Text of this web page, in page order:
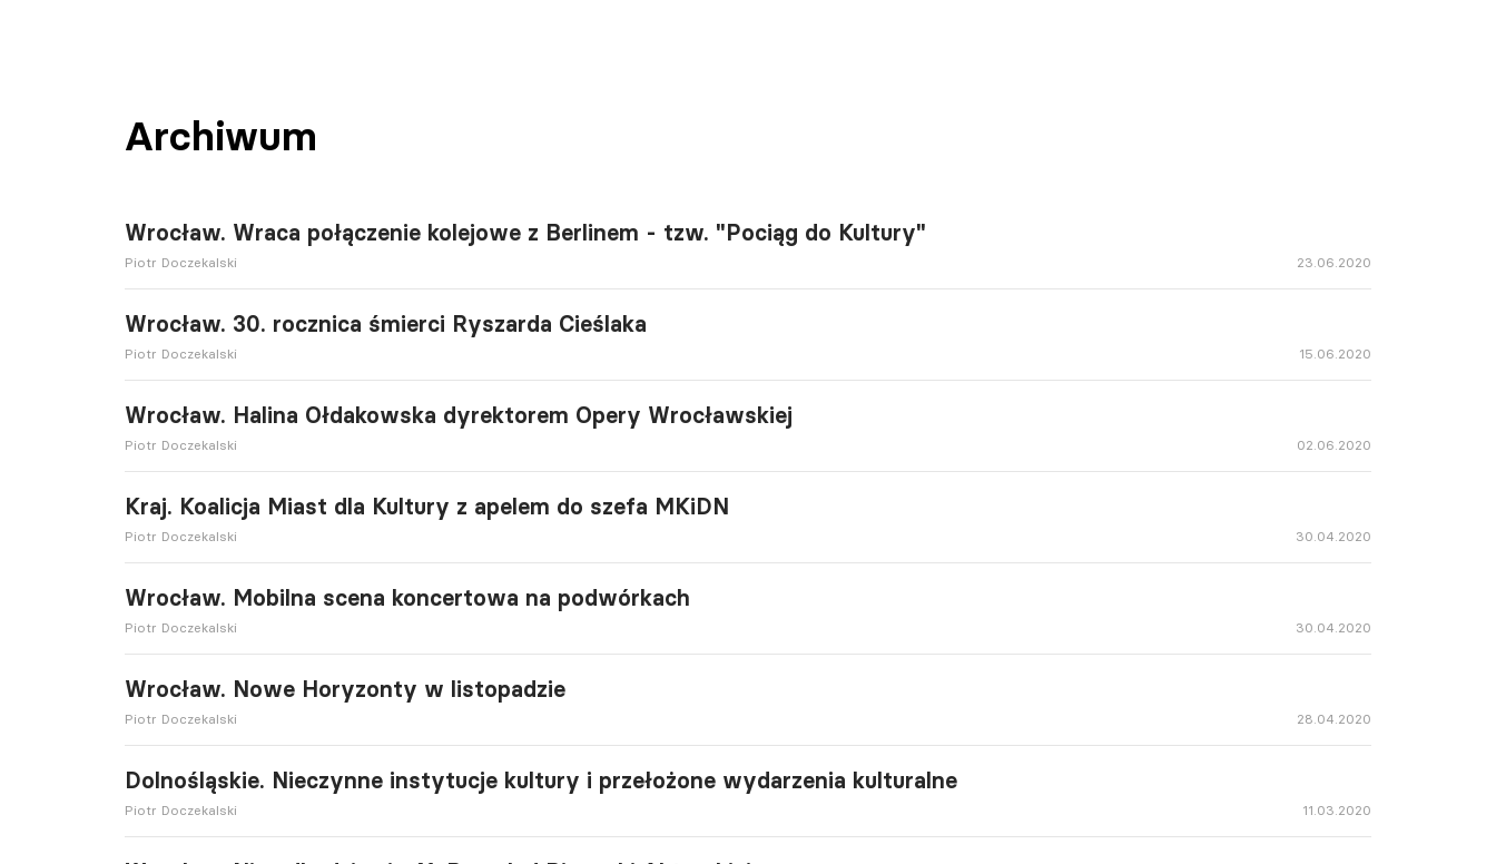
Archiwum
Wrocław. Wraca połączenie kolejowe z Berlinem - tzw. "Pociąg do Kultury"
Piotr Doczekalski 23.06.2020
Wrocław. 30. rocznica śmierci Ryszarda Cieślaka
Piotr Doczekalski 15.06.2020
Wrocław. Halina Ołdakowska dyrektorem Opery Wrocławskiej
Piotr Doczekalski 02.06.2020
Kraj. Koalicja Miast dla Kultury z apelem do szefa MKiDN
Piotr Doczekalski 30.04.2020
Wrocław. Mobilna scena koncertowa na podwórkach
Piotr Doczekalski 30.04.2020
Wrocław. Nowe Horyzonty w listopadzie
Piotr Doczekalski 28.04.2020
Dolnośląskie. Nieczynne instytucje kultury i przełożone wydarzenia kulturalne
Piotr Doczekalski 11.03.2020